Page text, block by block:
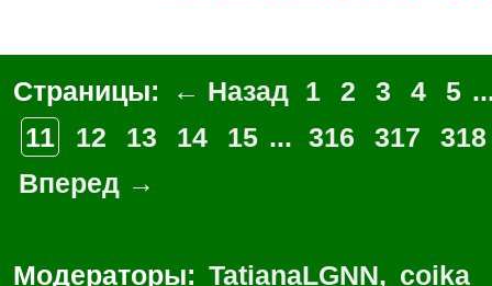
Страницы: ← Назад 1 2 3 4 5
11
12 13 14 15 ... 316 317
318
Вперед →
Модераторы: TatianaLGNN, coika